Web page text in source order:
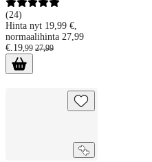
(24)
Hinta nyt 19,99 €,
normaalihinta 27,99
€.19,99 27,99
Bluecloud USB-C-USB-A -hubi